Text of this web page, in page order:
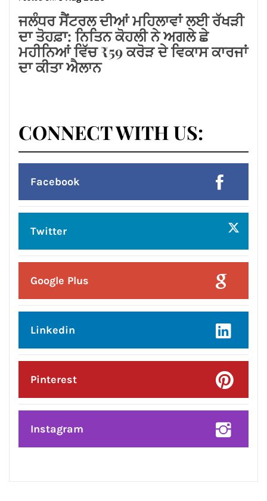
ਸਨਮਾਨ*
ਲੱਧੇਵਾਲੀ ਪਾਰਕ ਦੀ ਬਦਹਾਲੀ—ਵਿਕਾਸ ਦੇ
ਦਾਵਿਆਂ ਦੀ ਅਸਲੀ ਤਸਵੀਰ!
Posted On:6 Aug 2026
ਜਲੰਧਰ ਸੈਂਟਰਲ ਦੀਆਂ ਮਹਿਲਾਵਾਂ ਲਈ ਰੱਖੜੀ
ਦਾ ਤੋਹਫ਼ਾ: ਨਿਤਿਨ ਕੋਹਲੀ ਨੇ ਅਗਲੇ ਛੇ
ਮਹੀਨਿਆਂ ਵਿੱਚ ₹59 ਕਰੋੜ ਦੇ ਵਿਕਾਸ ਕਾਰਜਾਂ
ਦਾ ਕੀਤਾ ਐਲਾਨ